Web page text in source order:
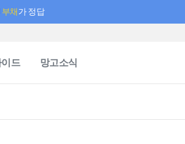
부채가 정답
드 망고소식